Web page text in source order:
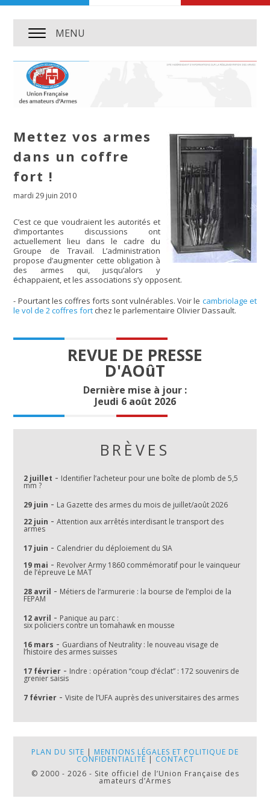
MENU
Mettez vos armes
dans un coffre
fort !
mardi 29 juin 2010
C’est ce que voudraient les autorités et
d’importantes discussions ont
actuellement lieu dans le cadre du
Groupe de Travail. L’administration
propose d’augmenter cette obligation à
des armes qui, jusqu’alors y
échappaient, et les associations s’y opposent.
- Pourtant les coffres forts sont vulnérables. Voir le cambriolage et
le vol de 2 coffres fort chez le parlementaire Olivier Dassault.
REVUE DE PRESSE
D'AOûT
Dernière mise à jour :
Jeudi 6 août 2026
BRÈVES
2 juillet - Identifier l’acheteur pour une boîte de plomb de 5,5
mm ?
29 juin - La Gazette des armes du mois de juillet/août 2026
22 juin -Attention aux arrêtés interdisant le transport des
armes
17 juin - Calendrier du déploiement du SIA
19 mai - Revolver Army 1860 commémoratif pour le vainqueur
de l’épreuve Le MAT
28 avril - Métiers de l’armurerie : la bourse de l’emploi de la
FEPAM
12 avril - Panique au parc :
six policiers contre un tomahawk en mousse
16 mars - Guardians of Neutrality : le nouveau visage de
l’histoire des armes suisses
17 février - Indre : opération “coup d’éclat” : 172 souvenirs de
grenier saisis
7 février -Visite de l’UFA auprès des universitaires des armes
PLAN DU SITE | MENTIONS LÉGALES ET POLITIQUE DE
CONFIDENTIALITÉ | CONTACT
© 2000 - 2026 - Site officiel de l’Union Française des
amateurs d’Armes